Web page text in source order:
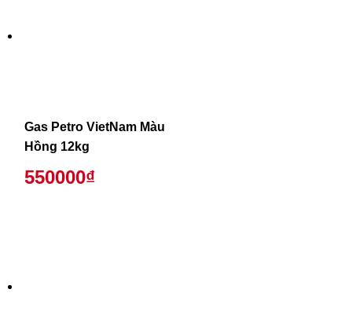
Gas Petro VietNam Màu
Hồng 12kg
550000₫